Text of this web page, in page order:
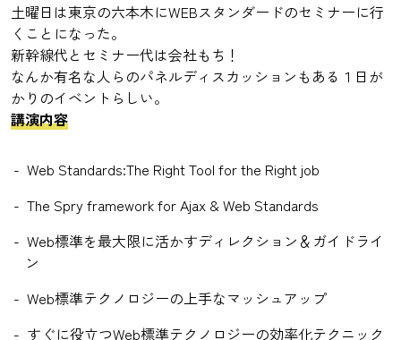
土曜日は東京の六本木にWEBスタンダードのセミナーに行
くことになった。
新幹線代とセミナー代は会社もち！
なんか有名な人らのパネルディスカッションもある１日が
かりのイベントらしい。
講演内容
Web Standards:The Right Tool for the Right job
The Spry framework for Ajax & Web Standards
Web標準を最大限に活かすディレクション＆ガイドライ
ン
Web標準テクノロジーの上手なマッシュアップ
すぐに役立つWeb標準テクノロジーの効率化テクニック